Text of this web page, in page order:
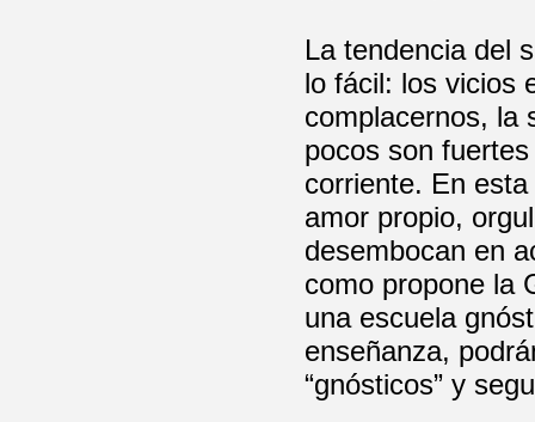
La tendencia del
lo fácil: los vicios
complacernos, la
pocos son
corriente. En
amor propio,
desembocan en
como propone la
una escuela
enseñanza,
“gnósticos” y